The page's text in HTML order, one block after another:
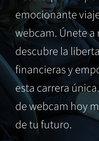
emocionante
webcam. Únete
descubre la
financieras y
esta carrera
de webcam hoy
de tu futuro.